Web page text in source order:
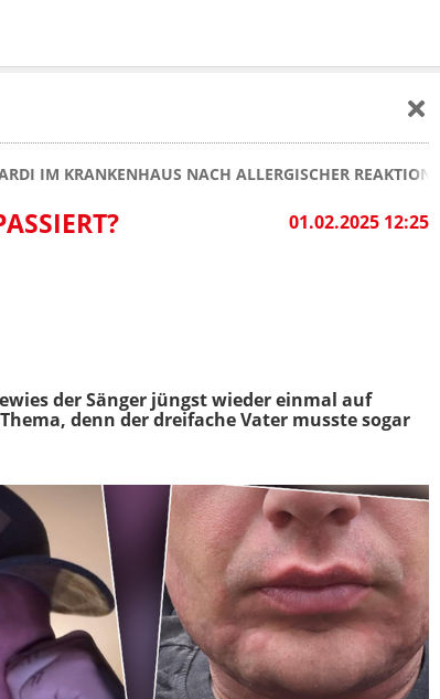
IM KRANKENHAUS NACH ALLERGISCHER REAKTION
01.02.2025 12:25
der Sänger jüngst wieder einmal auf
denn der dreifache Vater musste sogar